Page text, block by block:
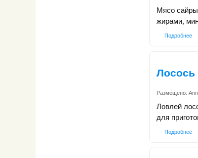
Мясо
жирами,
Подробнее
Лосось
Размещено:
Ловлей
для
Подробнее